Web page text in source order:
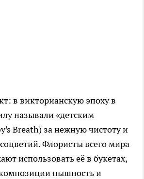
в викторианскую эпоху в
называли «детским
Breath) за нежную чистоту и
Флористы всего мира
использовать её в букетах,
пышность и